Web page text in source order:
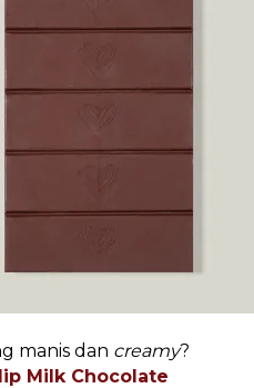
manis dan creamy?
Milk Chocolate